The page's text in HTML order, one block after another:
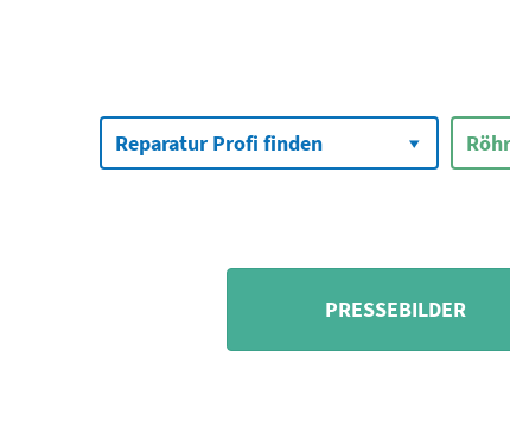
Reparatur Profi finden
PRESSEBILDER